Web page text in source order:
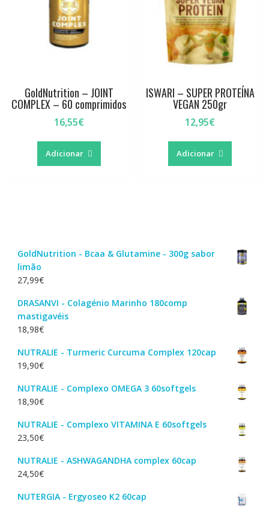
GoldNutrition – JOINT
COMPLEX – 60 comprimidos
16,55€
Adicionar
ISWARI – SUPER PROTEÍNA
VEGAN 250gr
12,95€
Adicionar
GoldNutrition - Bcaa & Glutamine - 300g sabor
limão
27,99€
DRASANVI - Colagénio Marinho 180comp
mastigavéis
18,98€
NUTRALIE - Turmeric Curcuma Complex 120cap
19,90€
NUTRALIE - Complexo OMEGA 3 60softgels
18,90€
NUTRALIE - Complexo VITAMINA E 60softgels
23,50€
NUTRALIE - ASHWAGANDHA complex 60cap
24,50€
NUTERGIA - Ergyoseo K2 60cap